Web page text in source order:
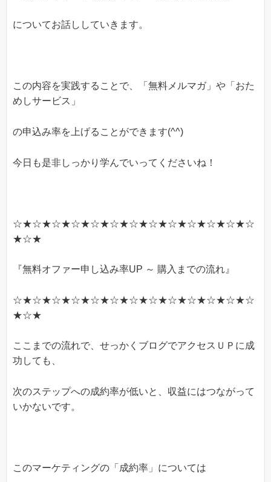
についてお話ししていきます。
この内容を実践することで、「無料メルマガ」や「おた
めしサービス」
の申込み率を上げることができます(^^)
今日も是非しっかり学んでいってくださいね！
☆★☆★☆★☆★☆★☆★☆★☆★☆★☆★☆★☆★☆
★☆★
『無料オファー申し込み率UP ～ 購入までの流れ』
☆★☆★☆★☆★☆★☆★☆★☆★☆★☆★☆★☆★☆
★☆★
ここまでの流れで、せっかくブログでアクセスＵＰに成
功しても、
次のステップへの成約率が低いと、収益にはつながって
いかないです。
このマーケティングの「成約率」については